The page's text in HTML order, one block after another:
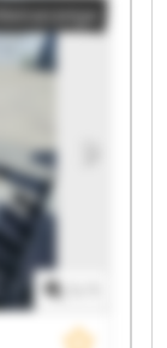
Robert
+
Robert
+
Robert
+
Kleinanzeige